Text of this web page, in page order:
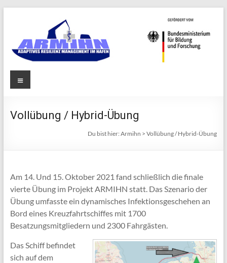
Armihn
Resilienz
im Hafen
Menü
Vollübung / Hybrid-Übung
Du bist hier:Armihn >Vollübung / Hybrid-Übung
Am 14. Und 15. Oktober 2021 fand schließlich die finale
vierte Übung im Projekt ARMIHN statt. Das Szenario der
Übung umfasste ein dynamisches Infektionsgeschehen an
Bord eines Kreuzfahrtschiffes mit 1700
Besatzungsmitgliedern und 2300 Fahrgästen.
Das Schiff befindet
sich auf dem